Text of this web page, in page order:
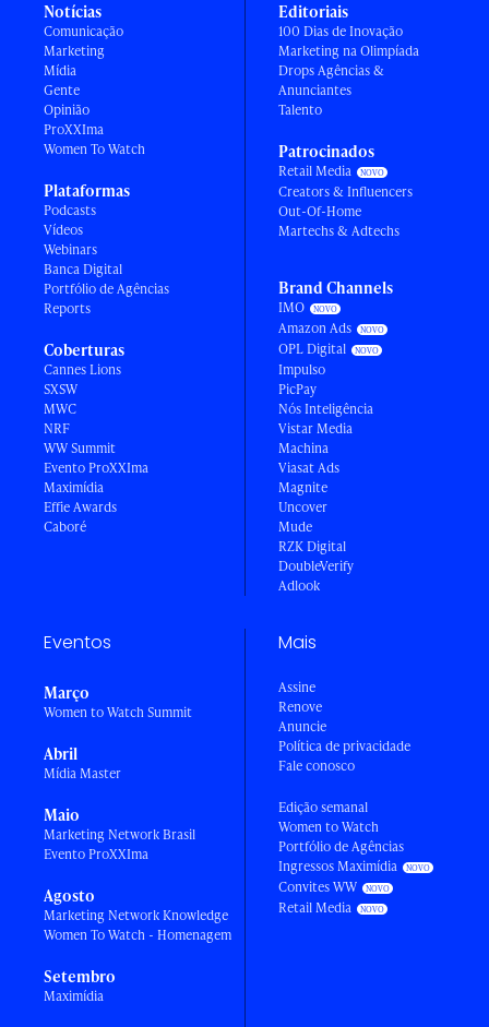
Notícias
Comunicação
Marketing
Mídia
Gente
Opinião
ProXXIma
Women To Watch
Plataformas
Podcasts
Vídeos
Webinars
Banca Digital
Portfólio de Agências
Reports
Coberturas
Cannes Lions
SXSW
MWC
NRF
WW Summit
Evento ProXXIma
Maximídia
Effie Awards
Caboré
Editoriais
100 Dias de Inovação
Marketing na Olimpíada
Drops Agências &
Anunciantes
Talento
Patrocinados
Retail Media
Creators & Influencers
Out-Of-Home
Martechs & Adtechs
Brand Channels
IMO
Amazon Ads
OPL Digital
Impulso
PicPay
Nós Inteligência
Vistar Media
Machina
Viasat Ads
Magnite
Uncover
Mude
RZK Digital
DoubleVerify
Adlook
Eventos
Março
Women to Watch Summit
Abril
Mídia Master
Maio
Marketing Network Brasil
Evento ProXXIma
Agosto
Marketing Network Knowledge
Women To Watch - Homenagem
Setembro
Maximídia
Mais
Assine
Renove
Anuncie
Política de privacidade
Fale conosco
Edição semanal
Women to Watch
Portfólio de Agências
Ingressos Maximídia
Convites WW
Retail Media